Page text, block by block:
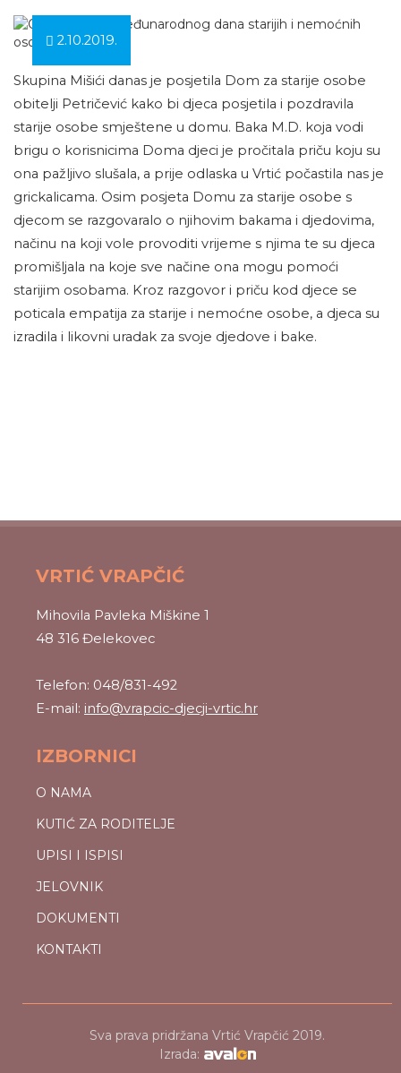
2.10.2019.
Skupina Mišići danas je posjetila Dom za starije osobe
obitelji Petričević kako bi djeca posjetila i pozdravila
starije osobe smještene u domu. Baka M.D. koja vodi
brigu o korisnicima Doma djeci je pročitala priču koju su
ona pažljivo slušala, a prije odlaska u Vrtić počastila nas je
grickalicama. Osim posjeta Domu za starije osobe s
djecom se razgovaralo o njihovim bakama i djedovima,
načinu na koji vole provoditi vrijeme s njima te su djeca
promišljala na koje sve načine ona mogu pomoći
starijim osobama. Kroz razgovor i priču kod djece se
poticala empatija za starije i nemoćne osobe, a djeca su
izradila i likovni uradak za svoje djedove i bake.
VRTIĆ VRAPČIĆ
Mihovila Pavleka Miškine 1
48 316 Đelekovec
Telefon: 048/831-492
E-mail: info@vrapcic-djecji-vrtic.hr
IZBORNICI
O NAMA
KUTIĆ ZA RODITELJE
UPISI I ISPISI
JELOVNIK
DOKUMENTI
KONTAKTI
Sva prava pridržana Vrtić Vrapčić 2019.
Izrada: